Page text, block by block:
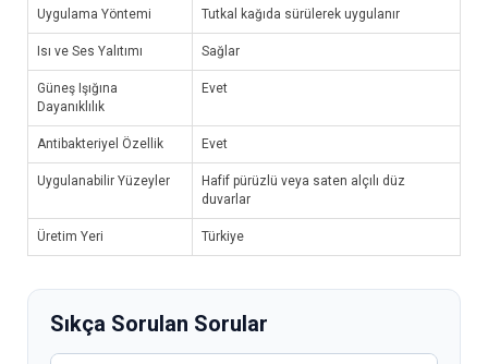
Uygulama Yöntemi Tutkal kağıda sürülerek uygulanır
Isı ve Ses Yalıtımı Sağlar
Güneş Işığına
Dayanıklılık
Evet
Antibakteriyel Özellik Evet
Uygulanabilir Yüzeyler
Hafif pürüzlü veya saten alçılı düz
duvarlar
Üretim Yeri Türkiye
Sıkça Sorulan Sorular